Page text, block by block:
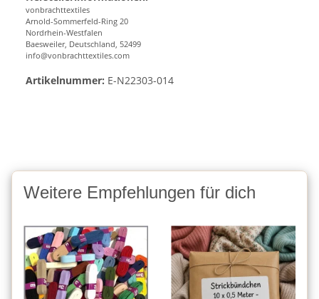
vonbrachttextiles
Arnold-Sommerfeld-Ring 20
Nordrhein-Westfalen
Baesweiler, Deutschland, 52499
info@vonbrachttextiles.com
Artikelnummer: E-N22303-014
Weitere Empfehlungen für dich